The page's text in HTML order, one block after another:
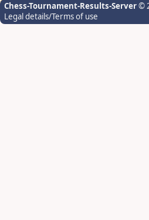
Chess-Tournament-Results-Server©
Legal details/Terms of use